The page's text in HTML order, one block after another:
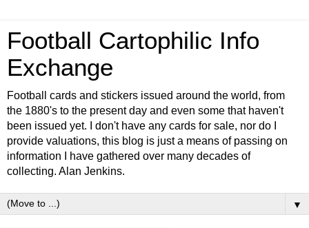
Football Cartophilic Info
Exchange
Football cards and stickers issued around the world, from
the 1880's to the present day and even some that haven't
been issued yet. I don't have any cards for sale, nor do I
provide valuations, this blog is just a means of passing on
information I have gathered over many decades of
collecting. Alan Jenkins.
▼